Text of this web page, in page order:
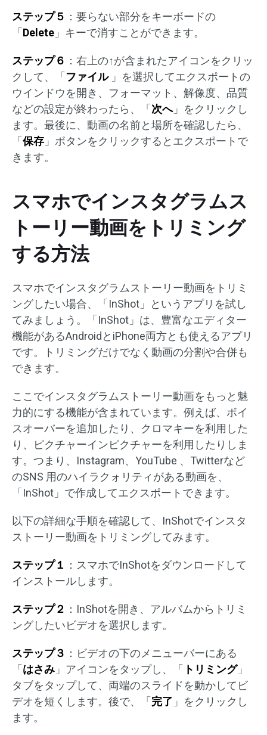
ステップ５ ：要らない部分をキーボードの
「 Delete 」キーで消すことができます。
ステップ６ ：右上の↑が含まれたアイコンをクリッ
クして、「 ファイル 」を選択してエクスポートの
ウインドウを開き、フォーマット、解像度、品質
などの設定が終わったら、「 次へ」をクリックし
ます。最後に、動画の名前と場所を確認したら、
「 保存 」ボタンをクリックするとエクスポートで
きます。
スマホでインスタグラムス
トーリー動画をトリミング
する方法
スマホでインスタグラムストーリー動画をトリミ
ングしたい場合、「InShot」というアプリを試し
てみましょう。「InShot」は、豊富なエディター
機能があるAndroidとiPhone両方とも使えるアプリ
です。トリミングだけでなく動画の分割や合併も
できます。
ここでインスタグラムストーリー動画をもっと魅
力的にする機能が含まれています。例えば、ボイ
スオーバーを追加したり、クロマキーを利用した
り、ピクチャーインピクチャーを利用したりしま
す。つまり、Instagram、YouTube 、Twitterなど
のSNS 用のハイラクォリティがある動画を、
「InShot」で作成してエクスポートできます。
以下の詳細な手順を確認して、InShotでインスタ
ストーリー動画をトリミングしてみます。
ステップ１ ：スマホでInShotをダウンロードして
インストールします。
ステップ２ ：InShotを開き、アルバムからトリミ
ングしたいビデオを選択します。
ステップ３ ：ビデオの下のメニューバーにある
「 はさみ 」アイコンをタップし、「 トリミング」
タブをタップして、両端のスライドを動かしてビ
デオを短くします。後で、「 完了 」をクリックし
ます。